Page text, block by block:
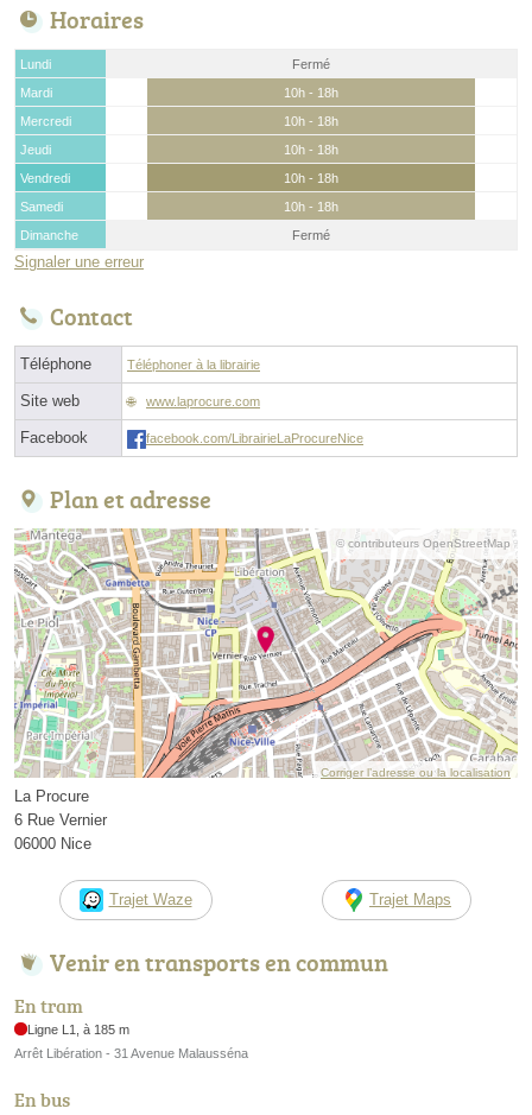
Horaires
Lundi
Fermé
Mardi
10h - 18h
Mercredi
10h - 18h
Jeudi
10h - 18h
Vendredi
10h - 18h
Samedi
10h - 18h
Dimanche
Fermé
Signaler une erreur
Contact
Téléphone Téléphoner à la librairie
Site web www.laprocure.com
Facebook facebook.com/LibrairieLaProcureNice
Plan et adresse
© contributeurs OpenStreetMap
Corriger l’adresse ou la localisation
La Procure
6 Rue Vernier
06000 Nice
Trajet Waze Trajet Maps
Venir en transports en commun
En tram
Ligne L1, à 185 m
Arrêt Libération - 31 Avenue Malausséna
En bus